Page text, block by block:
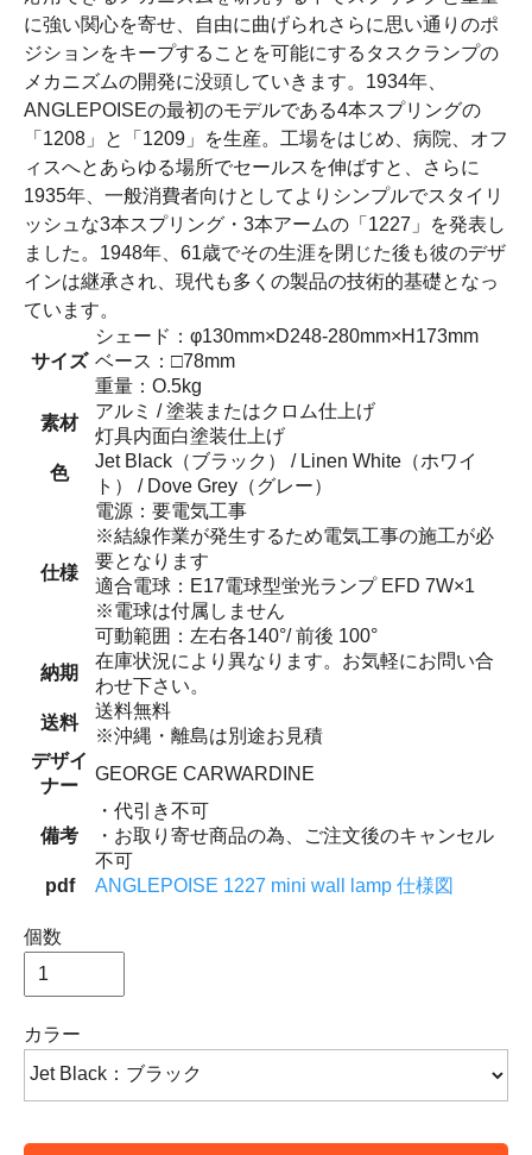
に強い関心を寄せ、自由に曲げられさらに思い通りのポ
ジションをキープすることを可能にするタスクランプの
メカニズムの開発に没頭していきます。1934年、
ANGLEPOISEの最初のモデルである4本スプリングの
「1208」と「1209」を生産。工場をはじめ、病院、オフ
ィスへとあらゆる場所でセールスを伸ばすと、さらに
1935年、一般消費者向けとしてよりシンプルでスタイリ
ッシュな3本スプリング・3本アームの「1227」を発表し
ました。1948年、61歳でその生涯を閉じた後も彼のデザ
インは継承され、現代も多くの製品の技術的基礎となっ
ています。
サイズ
シェード：φ130mm×D248-280mm×H173mm
ベース：□78mm
重量：O.5kg
素材
アルミ / 塗装またはクロム仕上げ
灯具内面白塗装仕上げ
色
Jet Black（ブラック） / Linen White（ホワイ
ト） / Dove Grey（グレー）
仕様
電源：要電気工事
※結線作業が発生するため電気工事の施工が必
要となります
適合電球：E17電球型蛍光ランプ EFD 7W×1
※電球は付属しません
可動範囲：左右各140°/ 前後 100°
納期
在庫状況により異なります。お気軽にお問い合
わせ下さい。
送料
送料無料
※沖縄・離島は別途お見積
デザイ
ナー
GEORGE CARWARDINE
備考
・代引き不可
・お取り寄せ商品の為、ご注文後のキャンセル
不可
pdf
ANGLEPOISE 1227 mini wall lamp 仕様図
個数
カラー